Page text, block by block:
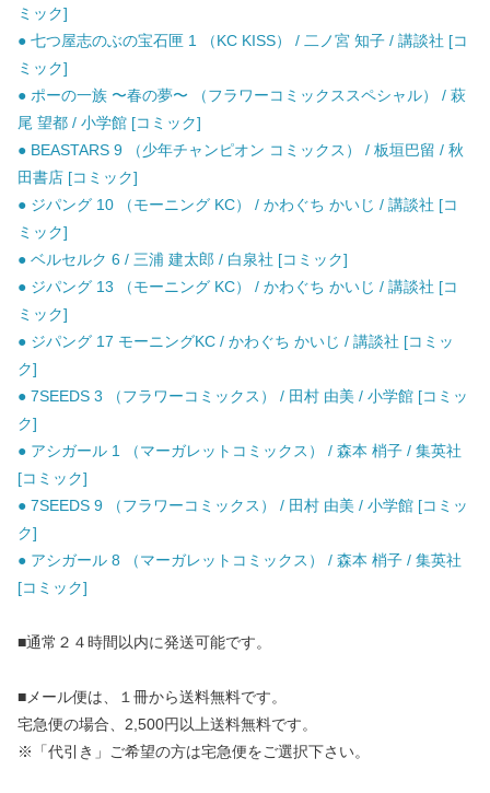
ミック]
● 七つ屋志のぶの宝石匣 1 （KC KISS） / 二ノ宮 知子 / 講談社 [コ
ミック]
● ポーの一族 〜春の夢〜 （フラワーコミックススペシャル） / 萩
尾 望都 / 小学館 [コミック]
● BEASTARS 9 （少年チャンピオン コミックス） / 板垣巴留 / 秋
田書店 [コミック]
● ジパング 10 （モーニング KC） / かわぐち かいじ / 講談社 [コ
ミック]
● ベルセルク 6 / 三浦 建太郎 / 白泉社 [コミック]
● ジパング 13 （モーニング KC） / かわぐち かいじ / 講談社 [コ
ミック]
● ジパング 17 モーニングKC / かわぐち かいじ / 講談社 [コミッ
ク]
● 7SEEDS 3 （フラワーコミックス） / 田村 由美 / 小学館 [コミッ
ク]
● アシガール 1 （マーガレットコミックス） / 森本 梢子 / 集英社
[コミック]
● 7SEEDS 9 （フラワーコミックス） / 田村 由美 / 小学館 [コミッ
ク]
● アシガール 8 （マーガレットコミックス） / 森本 梢子 / 集英社
[コミック]
■通常２４時間以内に発送可能です。
■メール便は、１冊から送料無料です。
宅急便の場合、2,500円以上送料無料です。
※「代引き」ご希望の方は宅急便をご選択下さい。